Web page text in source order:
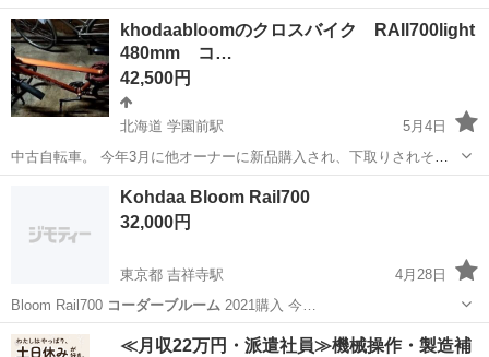
khodaabloomのクロスバイク RAIl700light
480mm コ…
42,500円
北海道 学園前駅
5月4日
中古自転車。 今年3月に他オーナーに新品購入され、下取りされその
自転車屋で私が6月に中古購入した格好です。 通勤には2回しか使いま
せんでしたが休日にサイクリングや目的地までの足、買い物の足とし
てました。 普段の保管場所...
Kohdaa Bloom Rail700
32,000円
東京都 吉祥寺駅
4月28日
Bloom Rail700 コーダーブルーム 2021購入 今…
東京 千代田区 吉祥寺駅 クロスバイク l700
≪月収22万円・派遣社員≫機械操作・製造補